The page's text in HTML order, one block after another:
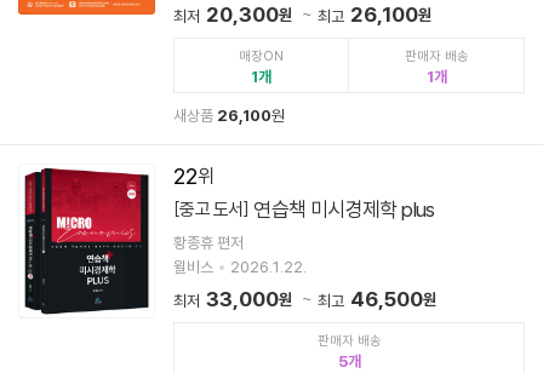
최저 20,300원 최고 26,100원
매장ON
1
판매자 배송
1
새상품 26,100원
22
[중고 도서] 연습책 미시경제학 plus
황종휴 편저
윌비스
2026.1.22.
최저 33,000원 최고 46,500원
판매자 배송
5